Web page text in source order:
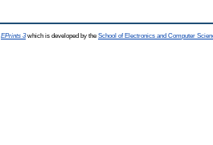
EPrints 3which is developed by the School of Electronics and Computer